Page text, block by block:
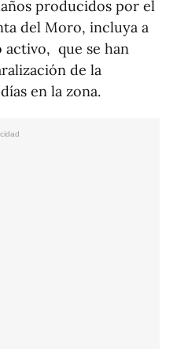
producidos por el
del Moro, incluya a
activo, que se han
de la
en la zona.